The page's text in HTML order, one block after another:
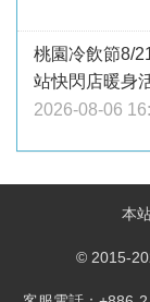
桃園冷飲節8/
站快閃店暖身
2026-08-06
本
© 2015-